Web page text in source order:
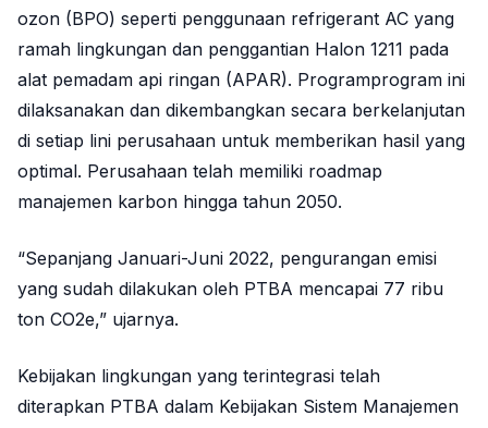
ozon (BPO) seperti penggunaan refrigerant AC yang
ramah lingkungan dan penggantian Halon 1211 pada
alat pemadam api ringan (APAR). Programprogram ini
dilaksanakan dan dikembangkan secara berkelanjutan
di setiap lini perusahaan untuk memberikan hasil yang
optimal. Perusahaan telah memiliki roadmap
manajemen karbon hingga tahun 2050.
“Sepanjang Januari-Juni 2022, pengurangan emisi
yang sudah dilakukan oleh PTBA mencapai 77 ribu
ton CO2e,” ujarnya.
Kebijakan lingkungan yang terintegrasi telah
diterapkan PTBA dalam Kebijakan Sistem Manajemen